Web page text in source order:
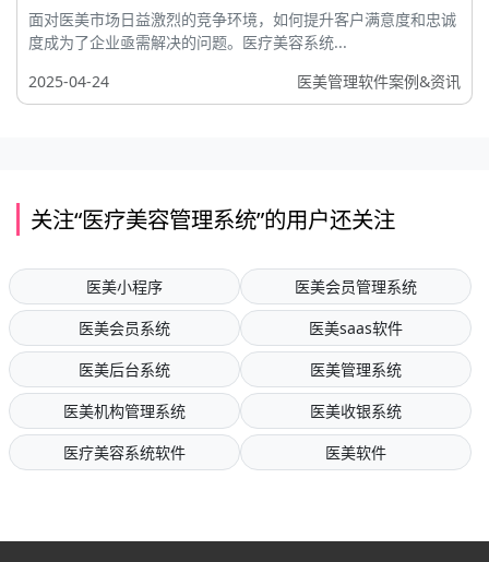
面对医美市场日益激烈的竞争环境，如何提升客户满意度和忠诚
度成为了企业亟需解决的问题。医疗美容系统...
2025-04-24
医美管理软件案例&资讯
关注“医疗美容管理系统”的用户还关注
医美小程序
医美会员管理系统
医美会员系统
医美saas软件
医美后台系统
医美管理系统
医美机构管理系统
医美收银系统
医疗美容系统软件
医美软件